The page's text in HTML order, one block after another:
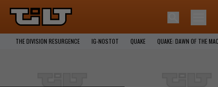
THE DIVISION RESURGENCE IG-NOSTOT QUAKE QUAKE: DAWN OF THE